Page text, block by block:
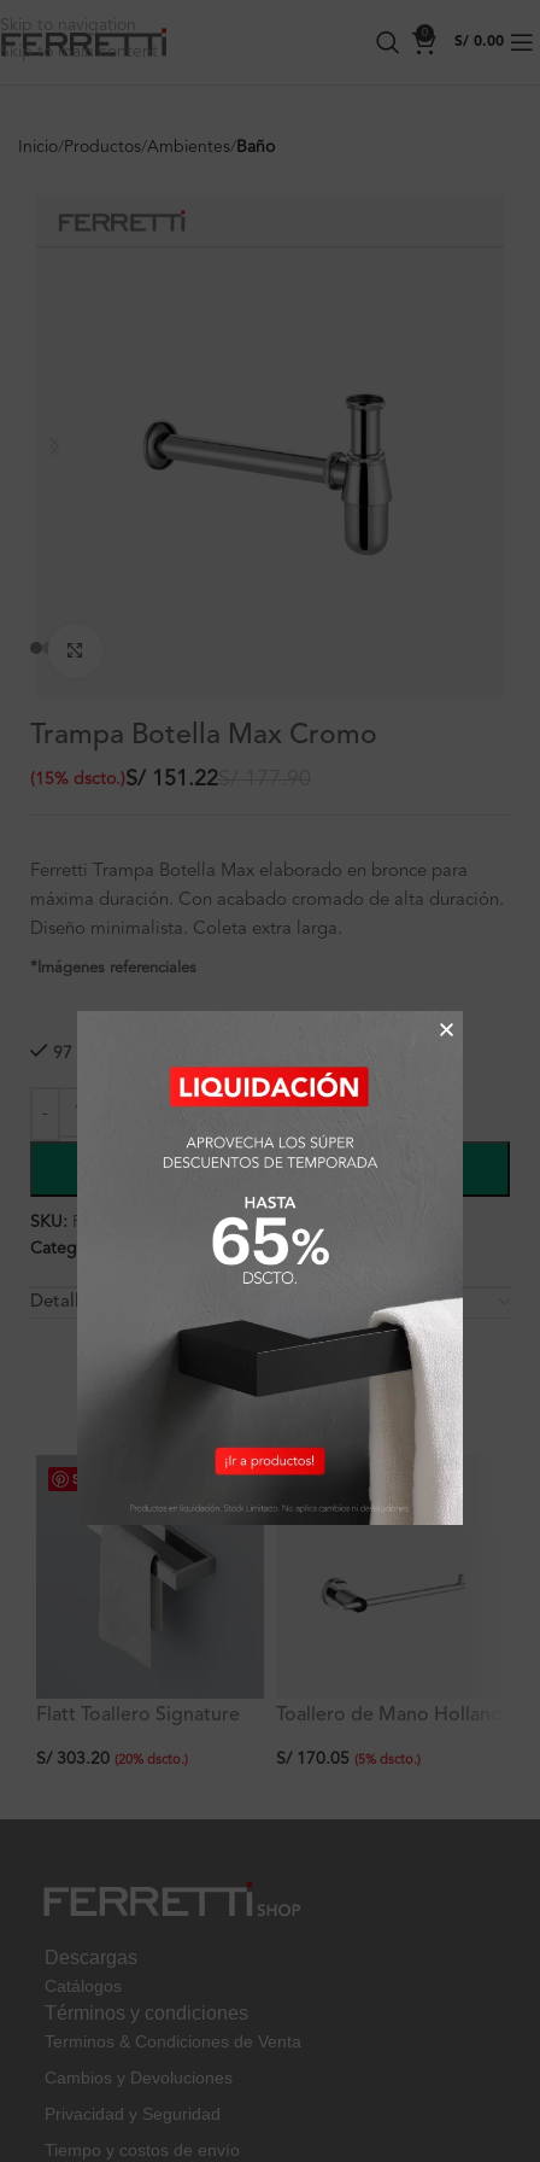
Skip to navigation
Skip to main content
0
S/ 0.00
Inicio Productos Ambientes Baño
Trampa Botella Max Cromo
S/ 151.22
(15% dscto.)
Ferretti Trampa Botella Max elaborado en bronce para
máxima duración. Con acabado cromado de alta duración.
Diseño minimalista. Coleta extra larga.
*Imágenes referenciales
97 disponibles
COMPRAR
SKU: FA2841
Categorías:
Baño, Complementos
Detalles y Material
OTROS PRODUCTOS QUE PUEDEN
Save
Flatt Toallero Signature
S/ 303.20 (20% dscto.)
Save
Toallero de Mano Holland
S/170.05 (5% dscto.)
Descargas
Catálogos
Términos y condiciones
Terminos & Condiciones de Venta
Cambios y Devoluciones
Privacidad y Seguridad
Tiempo y costos de envío